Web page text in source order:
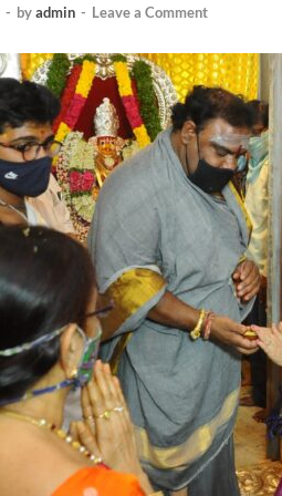
- byadmin - Leave a Comment